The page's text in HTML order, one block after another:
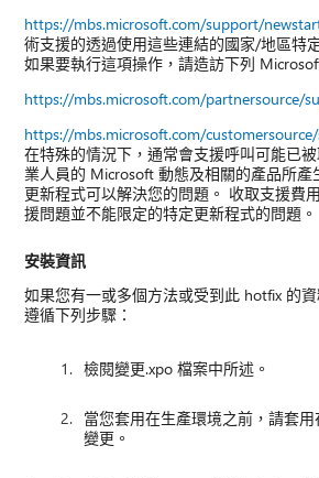
https://mbs.microsoft.com/support/
術支援的透過使用這些連結的國家/地區特
如果要執行這項操作，請造訪下列
https://mbs.microsoft.com/partnersource/
https://mbs.microsoft.com/
在特殊的情況下，通常會支援呼叫可能已
業人員的 Microsoft 動態及相關的產品所產
更新程式可以解決您的問題。 收取支援費
援問題並不能限定的特定更新程式的問題。
安裝資訊
如果您有一或多個方法或受到此 hotfix 的
遵循下列步驟：
檢閱變更.xpo 檔案中所述。
當您套用在生產環境之前，請套
變更。